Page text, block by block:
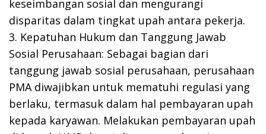
keseimbangan sosial dan mengurangi
disparitas dalam tingkat upah antara pekerja.
3. Kepatuhan Hukum dan Tanggung Jawab
Sosial Perusahaan: Sebagai bagian dari
tanggung jawab sosial perusahaan, perusahaan
PMA diwajibkan untuk mematuhi regulasi yang
berlaku, termasuk dalam hal pembayaran upah
kepada karyawan. Melakukan pembayaran upah